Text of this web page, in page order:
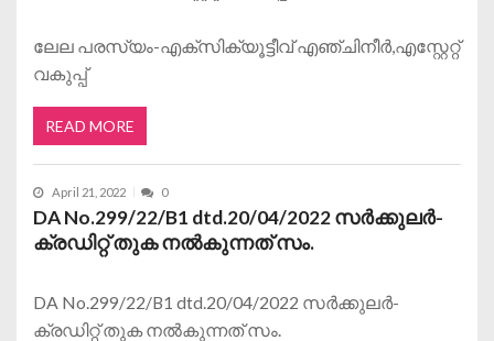
ലേല പരസ്യം-എക്‌സിക്യൂട്ടീവ് എഞ്ചിനീർ,എസ്റ്റേറ്റ്
വകുപ്പ്
READ MORE
April 21, 2022 0
DA No.299/22/B1 dtd.20/04/2022 സർക്കുലർ-
ക്രഡിറ്റ് തുക നൽകുന്നത് സം.
DA No.299/22/B1 dtd.20/04/2022 സർക്കുലർ-
ക്രഡിറ്റ് തുക നൽകുന്നത് സം.